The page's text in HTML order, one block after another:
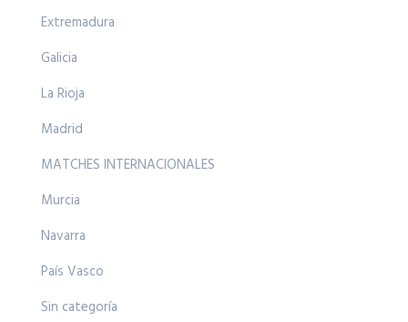
Extremadura
Galicia
La Rioja
Madrid
MATCHES INTERNACIONALES
Murcia
Navarra
País Vasco
Sin categoría